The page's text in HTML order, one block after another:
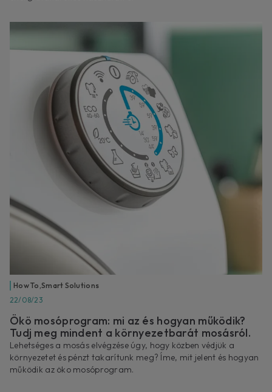
How To ,Smart Solutions
22/08/23
Ökö mosóprogram: mi az és hogyan működik?
Tudj meg mindent a környezetbarát mosásról.
Lehetséges a mosás elvégzése úgy, hogy közben védjük a
környezetet és pénzt takarítunk meg? Íme, mit jelent és hogyan
működik az öko mosóprogram.